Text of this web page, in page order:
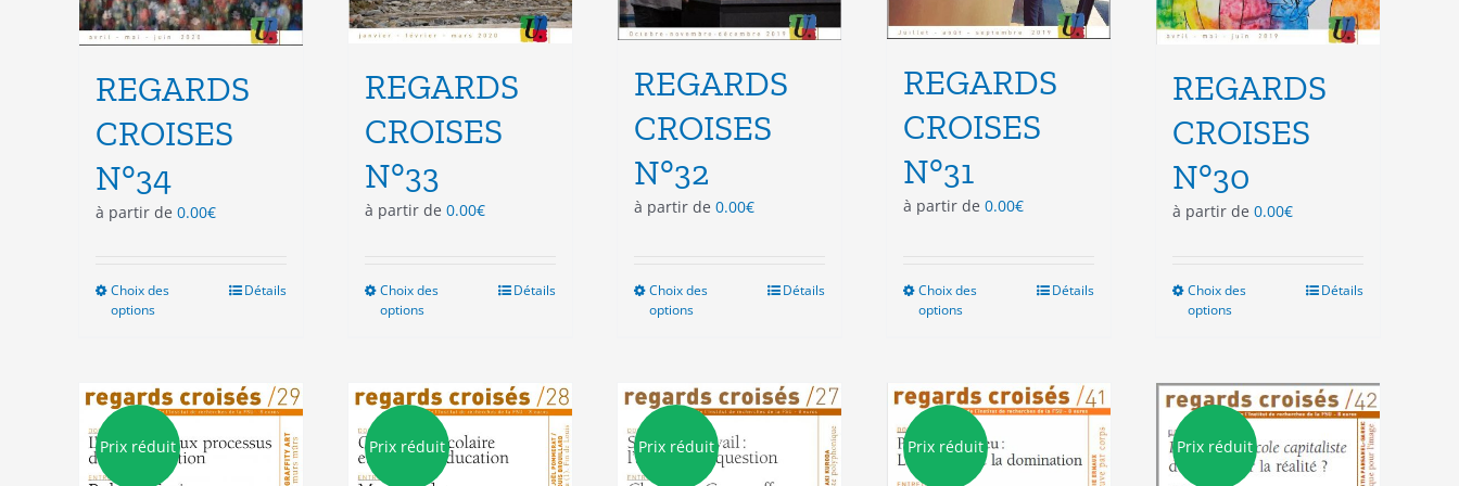
REGARDS
CROISES
N°34
à partir de 0.00€
Choix des
options
variations.
Les
options
peuvent
Détails
REGARDS
CROISES
N°33
à partir de 0.00€
Choix des
options
variations.
Les
options
peuvent
Détails
REGARDS
CROISES
N°32
à partir de 0.00€
Choix des
options
variations.
Les
options
peuvent
Détails
REGARDS
CROISES
N°31
à partir de 0.00€
Choix des
options
variations.
Les
peuvent
Détails
REGARDS
CROISES
N°30
à partir de 0.00€
Choix des
options
variations.
Les
peuvent
Détails
Prix réduit Prix réduit Prix réduit Prix réduit Prix réduit